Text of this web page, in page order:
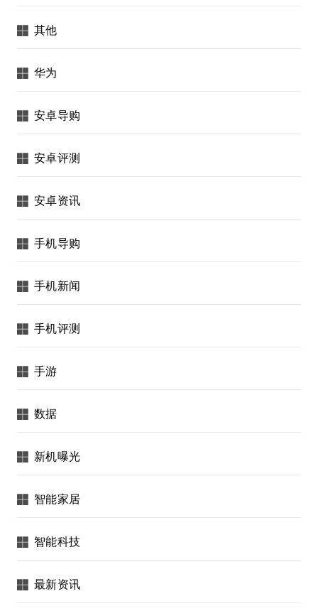
其他
华为
安卓导购
安卓评测
安卓资讯
手机导购
手机新闻
手机评测
手游
数据
新机曝光
智能家居
智能科技
最新资讯